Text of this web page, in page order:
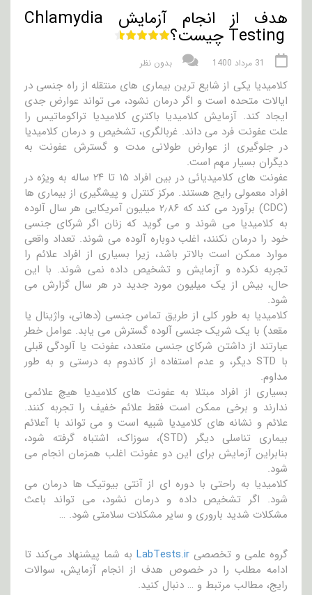
هدف از انجام آزمایش Chlamydia
Testing چیست؟
31 مرداد 1400 بدون نظر
کلامیدیا یکی از شایع ترین بیماری های منتقله از راه جنسی در
ایالات متحده است و اگر درمان نشود، می تواند عوارض جدی
ایجاد کند. آزمایش کلامیدیا باکتری کلامیدیا تراکوماتیس را
علت عفونت فرد می داند. غربالگری، تشخیص و درمان کلامیدیا
در جلوگیری از عوارض طولانی مدت و گسترش عفونت به
دیگران بسیار مهم است.
عفونت های کلامیدیائی در بین افراد ۱۵ تا ۲۴ ساله به ویژه در
افراد معمولی رایج هستند. مرکز کنترل و پیشگیری از بیماری ها
(CDC) برآورد می کند که ۲٫۸۶ میلیون آمریکایی هر سال آلوده
به کلامیدیا می شوند و می گوید که زنان اگر شرکای جنسی
خود را درمان نکنند، اغلب دوباره آلوده می شوند. تعداد واقعی
موارد ممکن است بالاتر باشد، زیرا بسیاری از افراد علائم را
تجربه نکرده و آزمایش و تشخیص داده نمی شوند. با این
حال، بیش از یک میلیون مورد جدید در هر سال گزارش می
شود.
کلامیدیا به طور کلی از طریق تماس جنسی (دهانی، واژینال یا
مقعد) با یک شریک جنسی آلوده گسترش می یابد. عوامل خطر
عبارتند از داشتن شرکای جنسی متعدد، عفونت یا آلودگی قبلی
با STD دیگر، و عدم استفاده از کاندوم به درستی و به طور
مداوم.
بسیاری از افراد مبتلا به عفونت های کلامیدیا هیچ علائمی
ندارند و برخی ممکن است فقط علائم خفیف را تجربه کنند.
علائم و نشانه های کلامیدیا شبیه است و می تواند با آعلائم
بیماری تناسلی دیگر (STD)، سوزاک، اشتباه گرفته شود،
بنابراین آزمایش برای این دو عفونت اغلب همزمان انجام می
شود.
کلامیدیا به راحتی با دوره ای از آنتی بیوتیک ها درمان می
شود. اگر تشخیص داده و درمان نشود، می تواند باعث
مشکلات شدید باروری و سایر مشکلات سلامتی شود. …
گروه علمی و تخصصی LabTests.ir به شما پیشنهاد می‌کند تا
ادامه مطلب را در خصوص هدف از انجام آزمایش، سوالات
رایج، مطالب مرتبط و … دنبال کنید.